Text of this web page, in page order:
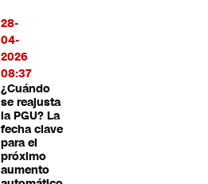
28-
04-
2026
08:37
¿Cuándo
se reajusta
la PGU? La
fecha clave
para el
próximo
aumento